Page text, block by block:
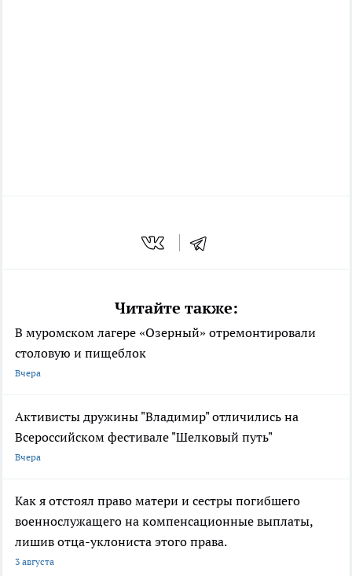
Читайте также:
В муромском лагере «Озерный» отремонтировали
столовую и пищеблок
Вчера
Активисты дружины "Владимир" отличились на
Всероссийском фестивале "Шелковый путь"
Вчера
Как я отстоял право матери и сестры погибшего
военнослужащего на компенсационные выплаты,
лишив отца-уклониста этого права.
3 августа